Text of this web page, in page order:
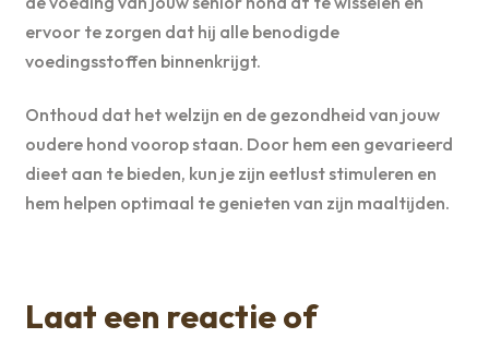
ervoor te zorgen dat hij alle benodigde
voedingsstoffen binnenkrijgt.
Onthoud dat het welzijn en de gezondheid van jouw
oudere hond voorop staan. Door hem een gevarieerd
dieet aan te bieden, kun je zijn eetlust stimuleren en
hem helpen optimaal te genieten van zijn maaltijden.
Laat een reactie of